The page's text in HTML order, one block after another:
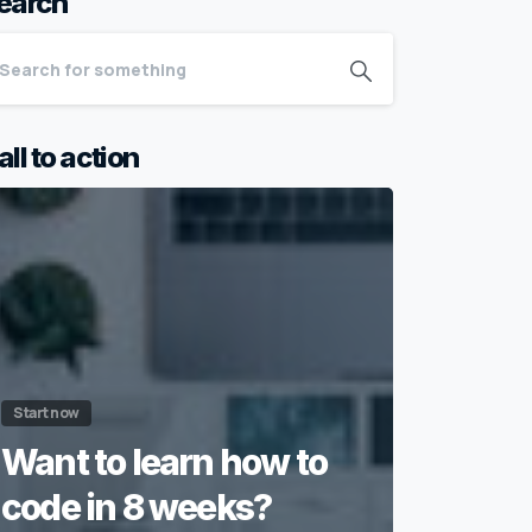
to action
Start now
Want to learn how to
code in 8 weeks?